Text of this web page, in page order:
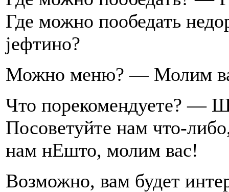
Где можно пообедать
jефтино?
Можно меню? — Молим
Что порекомендуете? —
Посоветуйте нам что-
нам нЕшто, молим вас!
Возможно, вам будет